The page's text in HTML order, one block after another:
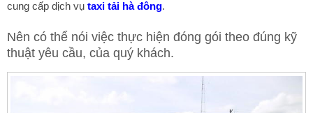
cung cấp dịch vụ taxi tải hà đông.
Nên có thể nói việc thực hiện đóng gói theo đúng kỹ
thuật yêu cầu, của quý khách.